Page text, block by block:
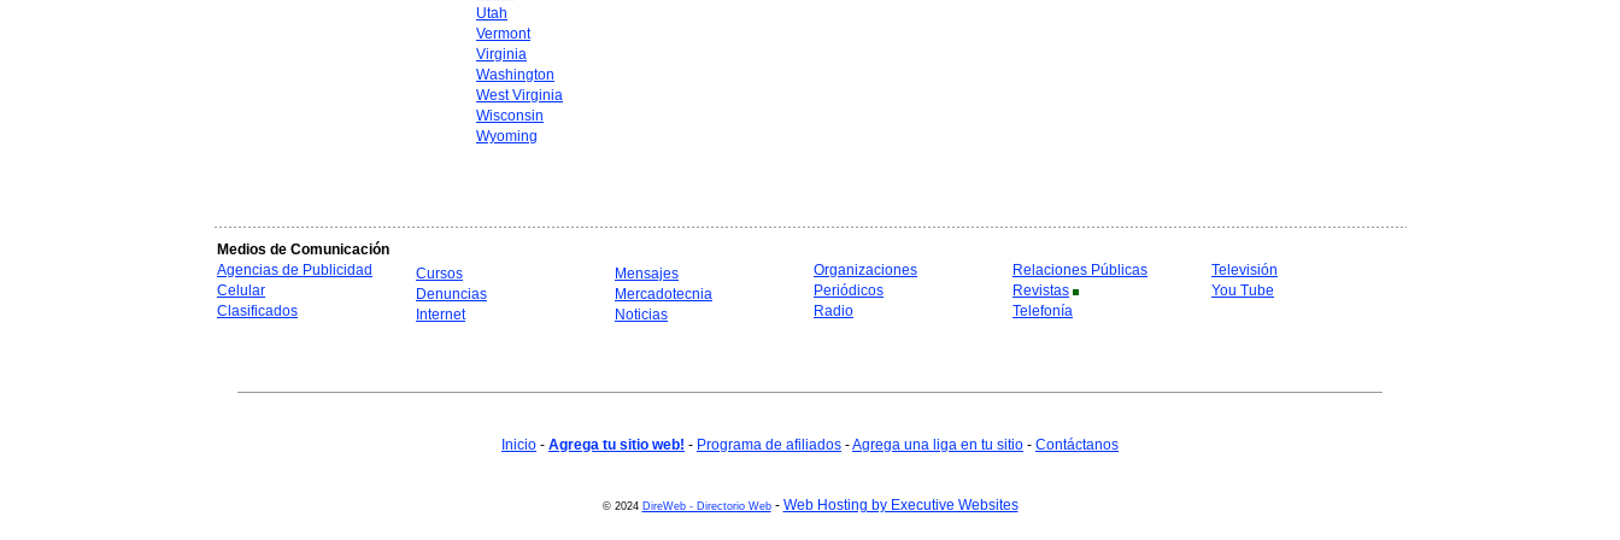
Utah
Vermont
Virginia
Washington
West Virginia
Wisconsin
Wyoming
Medios de Comunicación
Agencias de Publicidad
Celular
Clasificados
Cursos
Denuncias
Internet
Mensajes
Mercadotecnia
Noticias
Organizaciones
Periódicos
Radio
Relaciones Públicas
Revistas
Telefonía
Televisión
You Tube
Inicio - Agrega tu sitio web! - Programa de afiliados -Agrega una liga en tu sitio - Contáctanos
© 2024 DireWeb - Directorio Web- Web Hosting by Executive Websites